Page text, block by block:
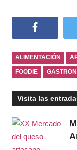
ALIMENTACIÓN
FOODIE
Visita las